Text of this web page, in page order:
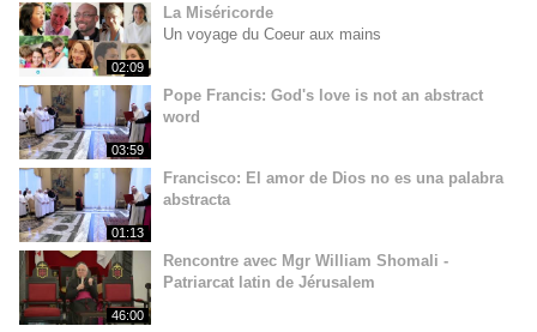
02:09
La Miséricorde
Un voyage du Coeur aux mains
03:59
Pope Francis: God's love is not an abstract
word
01:13
Francisco: El amor de Dios no es una palabra
abstracta
46:00
Rencontre avec Mgr William Shomali -
Patriarcat latin de Jérusalem